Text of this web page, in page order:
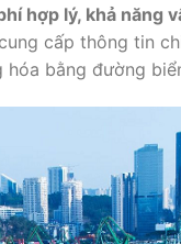
hợp lý, khả năng
cấp thông tin
bằng đường